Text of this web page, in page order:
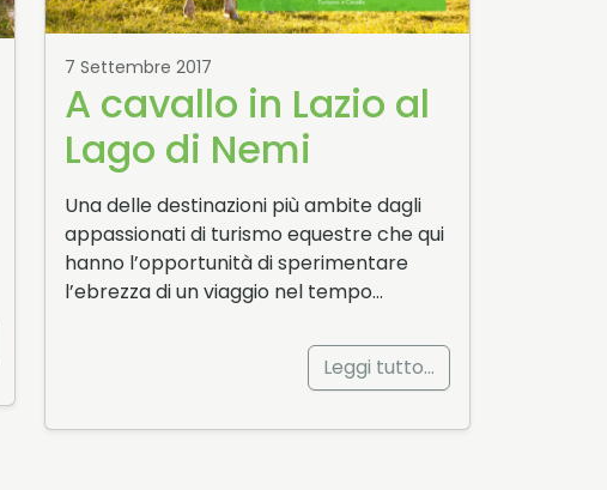
7 Settembre 2017
A cavallo in Lazio al
Lago di Nemi
Una delle destinazioni più ambite dagli
appassionati di turismo equestre che qui
hanno l’opportunità di sperimentare
l’ebrezza di un viaggio nel tempo…
Leggi tutto…